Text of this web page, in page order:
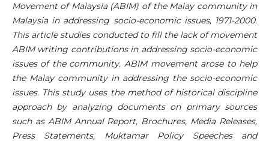
Movement of Malaysia (ABIM) of the Malay community in
Malaysia in addressing socio-economic issues, 1971-2000.
This article studies conducted to fill the lack of movement
ABIM writing contributions in addressing socio-economic
issues of the community. ABIM movement arose to help
the Malay community in addressing the socio-economic
issues. This study uses the method of historical discipline
approach by analyzing documents on primary sources
such as ABIM Annual Report, Brochures, Media Releases,
Press Statements, Muktamar Policy Speeches and